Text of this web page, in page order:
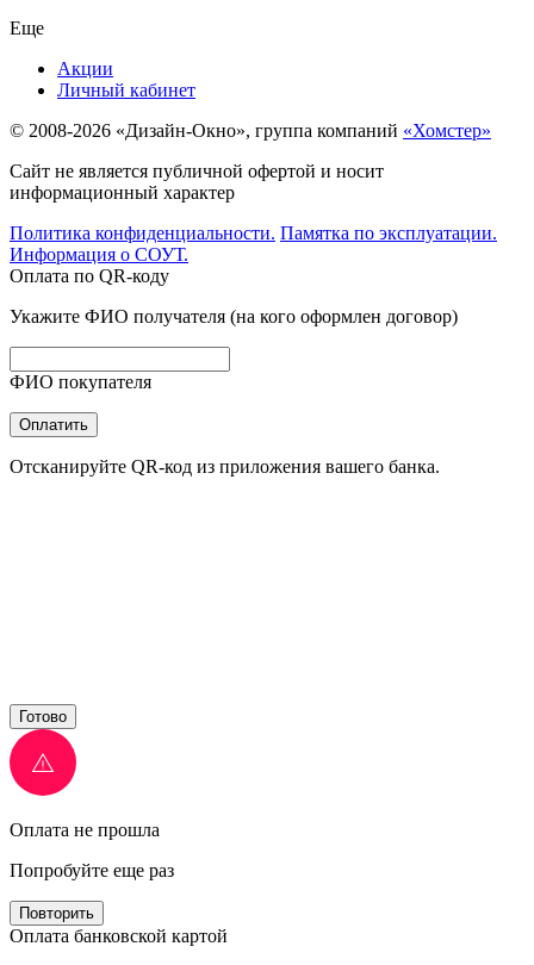
Еще
Акции
Личный кабинет
© 2008-2026 «Дизайн-Окно», группа компаний «Хомстер»
Сайт не является публичной офертой и носит
информационный характер
Политика конфиденциальности. Памятка по эксплуатации.
Информация о СОУТ.
Оплата по QR-коду
Укажите ФИО получателя (на кого оформлен договор)
ФИО покупателя
Оплатить
Отсканируйте QR-код из приложения вашего банка.
Готово
Оплата не прошла
Попробуйте еще раз
Повторить
Оплата банковской картой